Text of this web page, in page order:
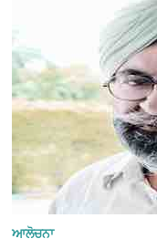
ਆਲੋਚਨਾ